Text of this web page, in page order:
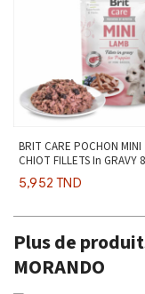
BRIT CARE POCHON MINI
CHIOT FILLETS In GRAVY
- Agneau
5,952 TND
Plus de
MORANDO